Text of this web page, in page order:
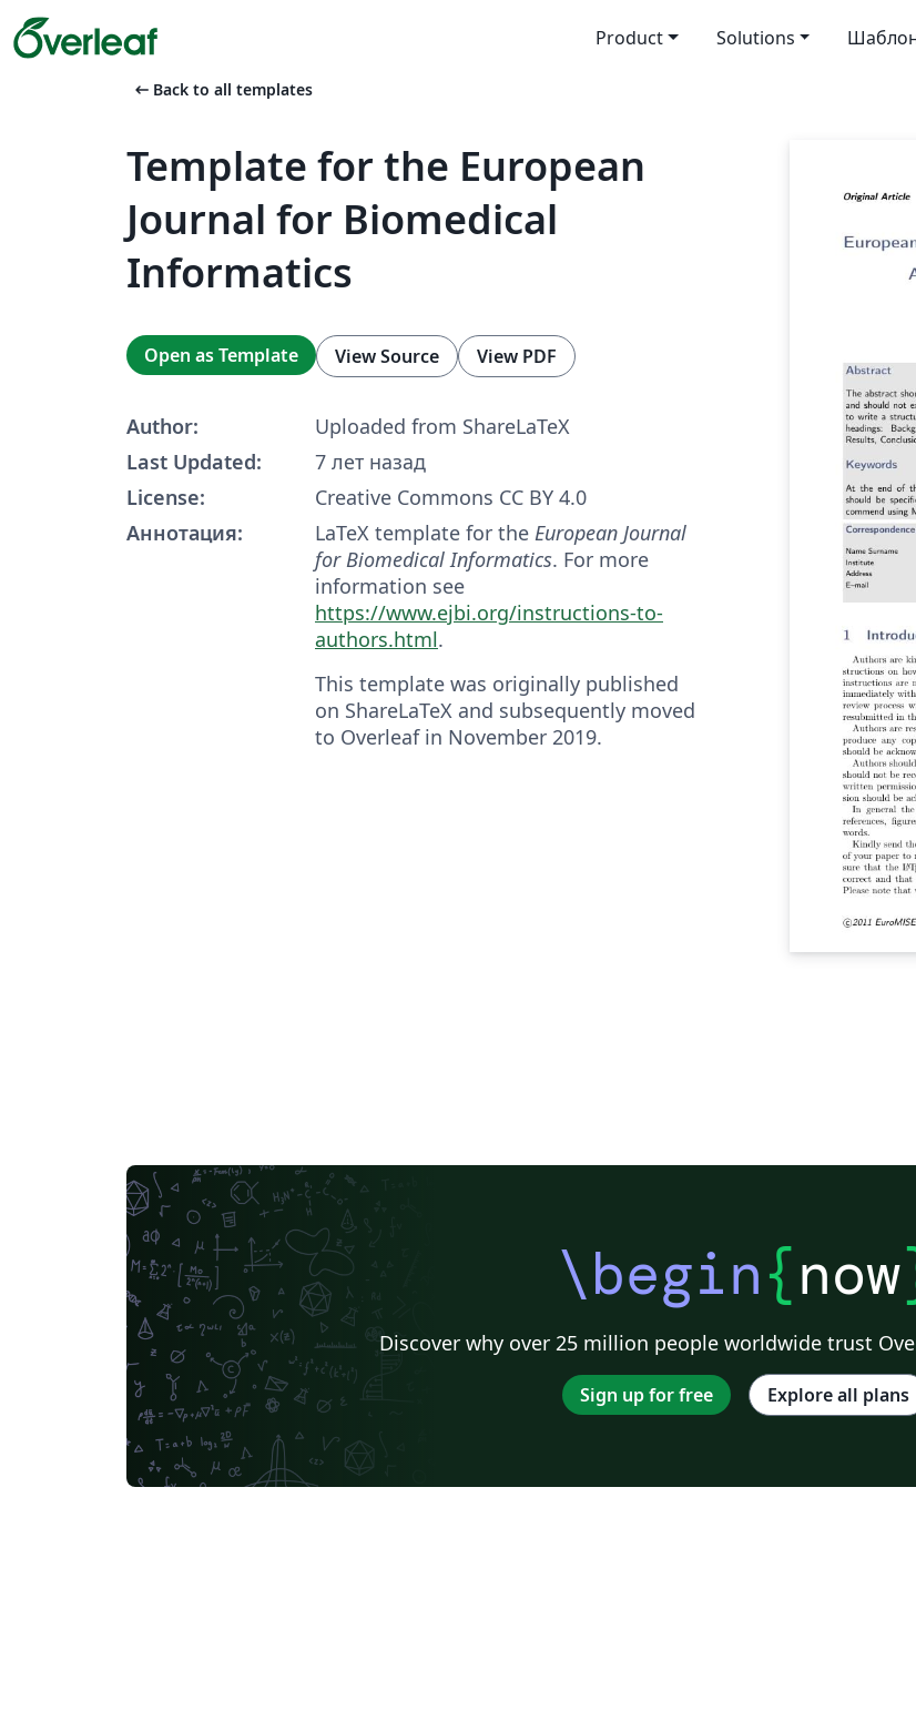
Product Solutions
arrow_left_alt Back to all templates
Template for the European
Journal for Biomedical
Informatics
Open as Template View Source View PDF
Author:
Uploaded from ShareLaTeX
Last Updated:
7 лет назад
License:
Creative Commons CC BY 4.0
Аннотация:
LaTeX template for the European Journal
for Biomedical Informatics. For more
information see
https://www.ejbi.org/instructions-to-
authors.html.
This template was originally published
on ShareLaTeX and subsequently moved
to Overleaf in November 2019.
\begin{now
Discover why over 25 million people worldwide trust
Sign up for free Explore all plans